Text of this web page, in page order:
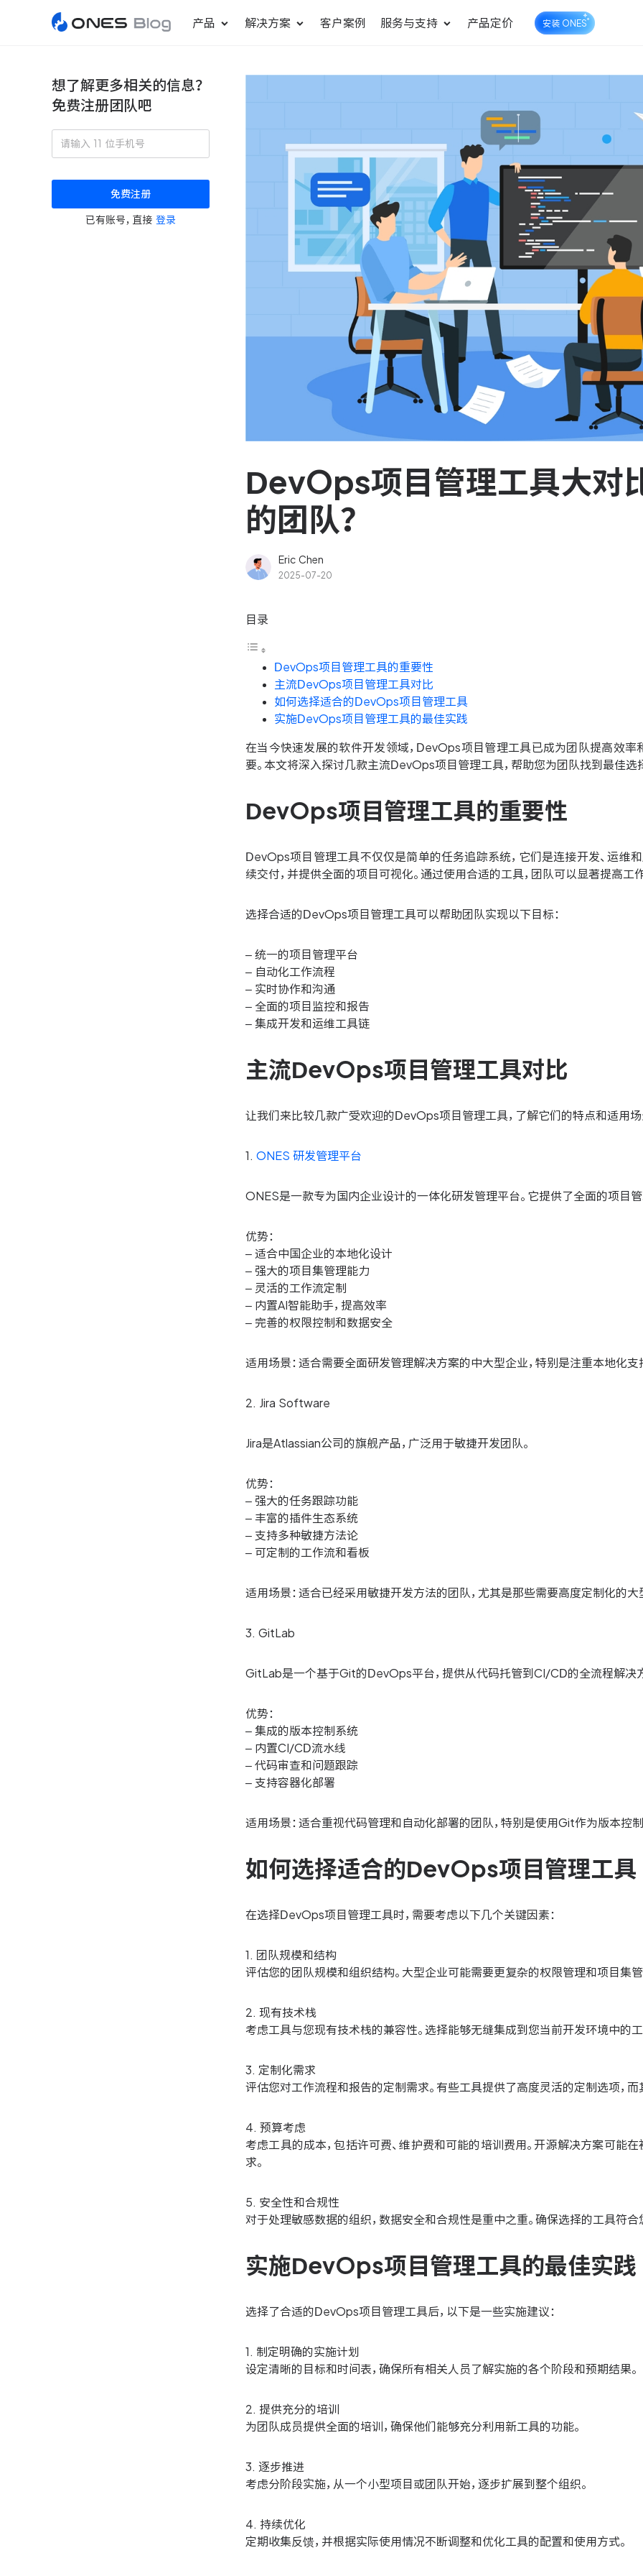
产品
ONES Desk
解决方案
更好更快地发布产品
统一管理业务信息和企业知
轻松规划项目和跟踪进度
测试管理
快速交付高质量产品
DevOps
可持续地交付端到端的价值
高效合理地规划和利用团队资
服务台和工单管理
轻松响应与解决客户反馈
助力车企高效研发
客户案例 服务与支持 产品定价 安装 ONES
想了解更多相关的信息？
免费注册团队吧
免费注册
已有账号，直接 登录
DevOps项目管理工具大对
的团队？
Eric Chen
2025-07-20
目录
DevOps项目管理工具的重要性
主流DevOps项目管理工具对比
如何选择适合的DevOps项目管理工具
实施DevOps项目管理工具的最佳实践
在当今快速发展的软件开发领域，DevOps项目管理工具已成为团队提高效
要。本文将深入探讨几款主流DevOps项目管理工具，帮助您为团队找到最佳选
DevOps项目管理工具的重要性
DevOps项目管理工具不仅仅是简单的任务追踪系统，它们是连接开发、运维
续交付，并提供全面的项目可视化。通过使用合适的工具，团队可以显著提高工
选择合适的DevOps项目管理工具可以帮助团队实现以下目标：
– 统一的项目管理平台
– 自动化工作流程
– 实时协作和沟通
– 全面的项目监控和报告
– 集成开发和运维工具链
主流DevOps项目管理工具对比
让我们来比较几款广受欢迎的DevOps项目管理工具，了解它们的特点和适用场
1. ONES 研发管理平台
ONES是一款专为国内企业设计的一体化研发管理平台。它提供了全面的项目管
优势：
– 适合中国企业的本地化设计
– 强大的项目集管理能力
– 灵活的工作流定制
– 内置AI智能助手，提高效率
– 完善的权限控制和数据安全
适用场景：适合需要全面研发管理解决方案的中大型企业，特别是注重本地化支
2. Jira Software
Jira是Atlassian公司的旗舰产品，广泛用于敏捷开发团队。
优势：
– 强大的任务跟踪功能
– 丰富的插件生态系统
– 支持多种敏捷方法论
– 可定制的工作流和看板
适用场景：适合已经采用敏捷开发方法的团队，尤其是那些需要高度定制化的大
3. GitLab
GitLab是一个基于Git的DevOps平台，提供从代码托管到CI/CD的全流程解决
优势：
– 集成的版本控制系统
– 内置CI/CD流水线
– 代码审查和问题跟踪
– 支持容器化部署
适用场景：适合重视代码管理和自动化部署的团队，特别是使用Git作为版本控制
如何选择适合的DevOps项目管理工具
在选择DevOps项目管理工具时，需要考虑以下几个关键因素：
1. 团队规模和结构
评估您的团队规模和组织结构。大型企业可能需要更复杂的权限管理和项目集
2. 现有技术栈
考虑工具与您现有技术栈的兼容性。选择能够无缝集成到您当前开发环境中的
3. 定制化需求
评估您对工作流程和报告的定制需求。有些工具提供了高度灵活的定制选项，而
4. 预算考虑
考虑工具的成本，包括许可费、维护费和可能的培训费用。开源解决方案可能
求。
5. 安全性和合规性
对于处理敏感数据的组织，数据安全和合规性是重中之重。确保选择的工具符合
实施DevOps项目管理工具的最佳实践
选择了合适的DevOps项目管理工具后，以下是一些实施建议：
1. 制定明确的实施计划
设定清晰的目标和时间表，确保所有相关人员了解实施的各个阶段和预期结果。
2. 提供充分的培训
为团队成员提供全面的培训，确保他们能够充分利用新工具的功能。
3. 逐步推进
考虑分阶段实施，从一个小型项目或团队开始，逐步扩展到整个组织。
4. 持续优化
定期收集反馈，并根据实际使用情况不断调整和优化工具的配置和使用方式。